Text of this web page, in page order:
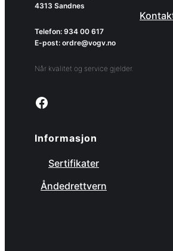
4313 Sandnes
Telefon: 934 00 617
E-post: ordre@vogv.no
Når kvalitet og service gjelder.
Link to facebook page
Informasjon
Sertifikater
Åndedrettvern